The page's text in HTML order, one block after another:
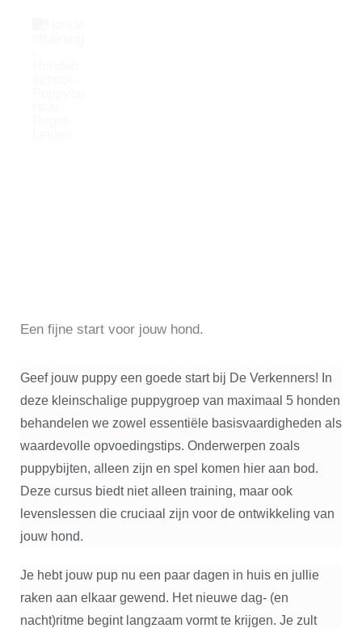
Een fijne start voor jouw hond.
Geef jouw puppy een goede start bij De Verkenners! In
deze kleinschalige puppygroep van maximaal 5 honden
behandelen we zowel essentiële basisvaardigheden als
waardevolle opvoedingstips. Onderwerpen zoals
puppybijten, alleen zijn en spel komen hier aan bod.
Deze cursus biedt niet alleen training, maar ook
levenslessen die cruciaal zijn voor de ontwikkeling van
jouw hond.
Je hebt jouw pup nu een paar dagen in huis en jullie
raken aan elkaar gewend. Het nieuwe dag- (en
nacht)ritme begint langzaam vormt te krijgen. Je zult